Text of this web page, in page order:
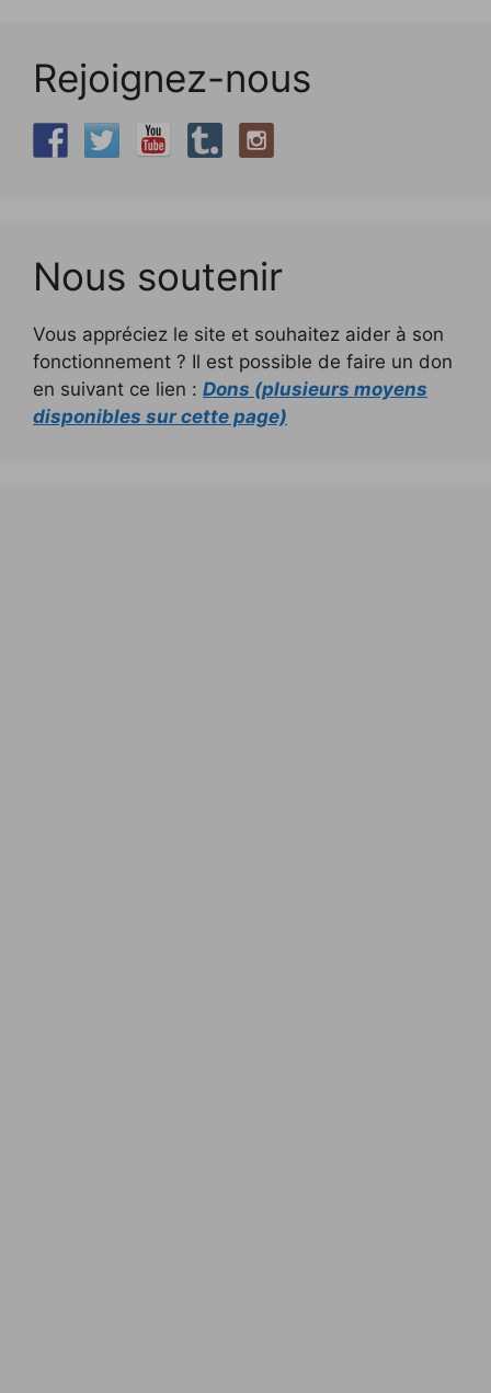
Rejoignez-nous
Nous soutenir
Vous appréciez le site et souhaitez aider à son
fonctionnement ? Il est possible de faire un don
en suivant ce lien : Dons (plusieurs moyens
disponibles sur cette page)